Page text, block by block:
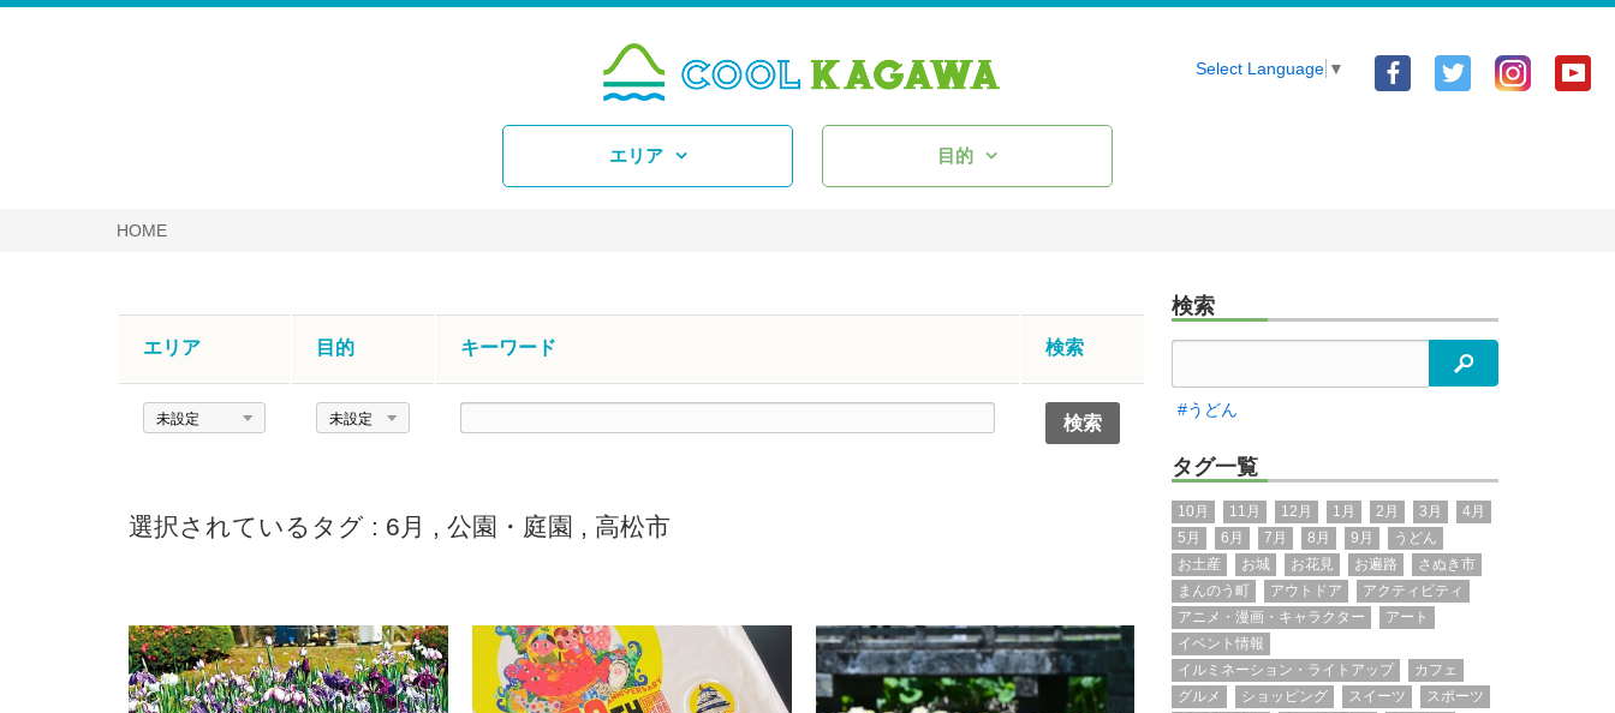
Facebook
Twitter
Select Language ▼
エリア 目的
HOME
エリア 目的 キーワード 検索
エ
目
ド
選択されているタグ : 6月 , 公園・庭園 , 高松市
検索
検索
#うどん
タグ一覧
10月 11月 12月 1月 2月 3月
4月
5月
6月 7月 8月 9月
うどん
お土産
お城 お花見 お遍路
さぬき市
まんのう町
アウトドア
アクティビティ
アニメ・漫画・キャラクター
アート
イベント情報
イルミネーション・ライトアップ
カフェ
グルメ
ショッピング スイーツ
スポーツ